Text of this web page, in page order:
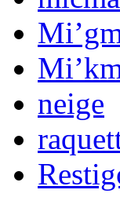
neige